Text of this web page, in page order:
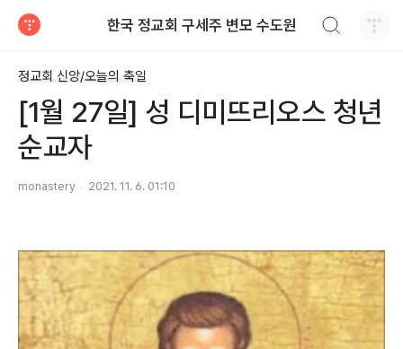
한국 정교회 구세주 변모 수도원
정교회 신앙/오늘의 축일
[1월 27일] 성 디미뜨리오스 청년
순교자
monastery 2021. 11. 6. 01:10